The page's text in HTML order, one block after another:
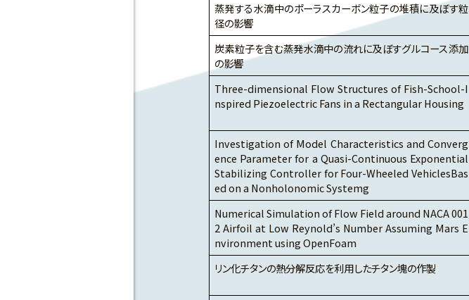
蒸発する水滴中のポーラスカーボン粒子の堆積に及ぼす粒
径の影響
炭素粒子を含む蒸発水滴中の流れに及ぼすグルコース添加
の影響
Three-dimensional Flow Structures of Fish-School-I
nspired Piezoelectric Fans in a Rectangular Housing
Investigation of Model Characteristics and Converg
ence Parameter for a Quasi-Continuous Exponential
Stabilizing Controller for Four-Wheeled VehiclesBas
ed on a Nonholonomic Systemg
Numerical Simulation of Flow Field around NACA 001
2 Airfoil at Low Reynold’s Number Assuming Mars E
nvironment using OpenFoam
リン化チタンの熱分解反応を利用したチタン塊の作製